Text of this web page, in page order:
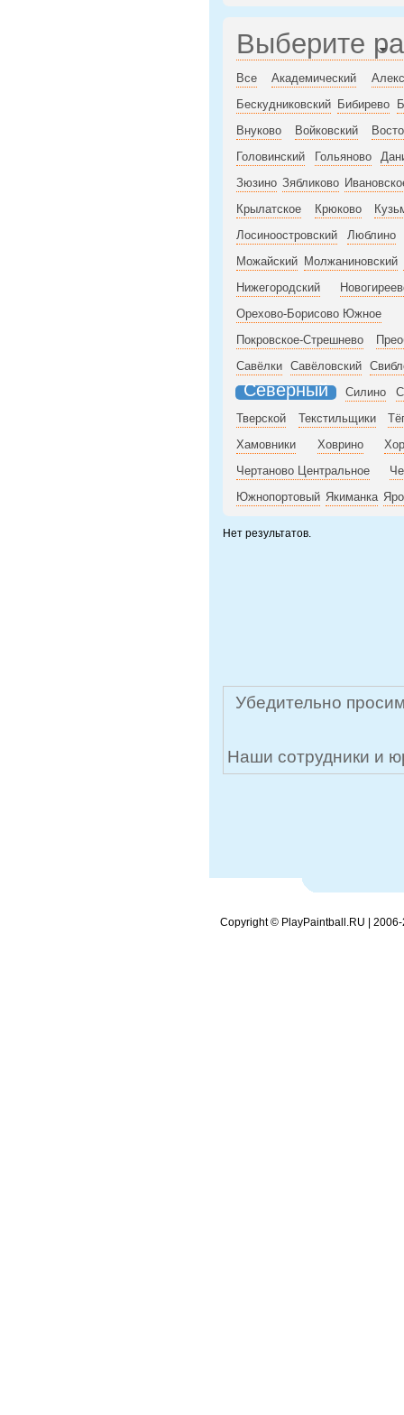
Выберите
Все Академический
Бескудниковский Бибирево
Внуково
Войковский
Головинский
Гольяново
Зюзино Зябликово
Крылатское
Крюково
Лосиноостровский
Люблино
Можайский Молжаниновский
Нижегородский
Орехово-Борисово Южное
Покровское-Стрешнево
Савёлки Савёловский
Северный Силино
Тверской
Текстильщики
Хамовники
Ховрино
Чертаново Центральное
Южнопортовый Якиманка
Нет результатов.
Убедительно
Наши сотрудники и
Copyright © PlayPaintball.RU | 2006-